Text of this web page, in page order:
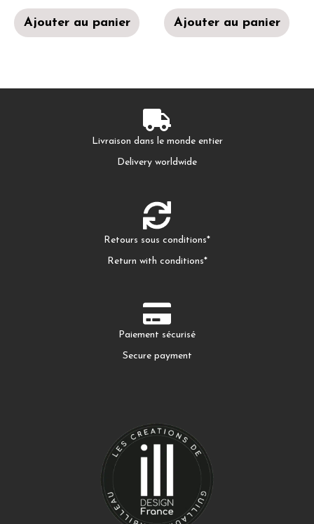
Ajouter au panier Ajouter au panier
Livraison dans le monde entier
Delivery worldwide
Retours sous conditions*
Return with conditions*
Paiement sécurisé
Secure payment